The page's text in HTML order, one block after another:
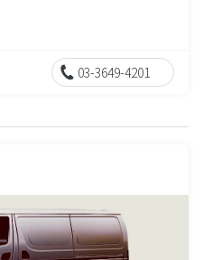
03-3649-4201